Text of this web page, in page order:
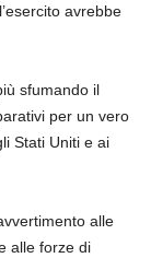
avrebbe
sfumando il
per un vero
Stati Uniti e ai
alle
alle forze di